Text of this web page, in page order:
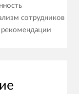
сотрудников
рекомендации